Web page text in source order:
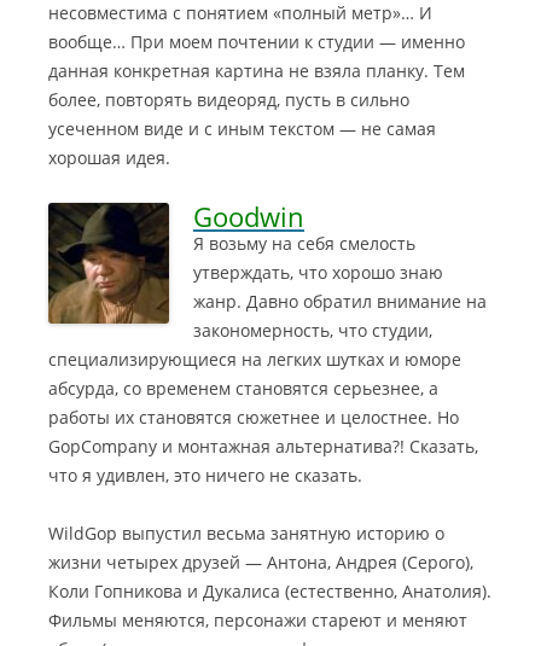
несовместима с понятием «полный метр»… И
вообще… При моем почтении к студии — именно
данная конкретная картина не взяла планку. Тем
более, повторять видеоряд, пусть в сильно
усеченном виде и с иным текстом — не самая
хорошая идея.
Goodwin
Я возьму на себя смелость
утверждать, что хорошо знаю
жанр. Давно обратил внимание на
закономерность, что студии,
специализирующиеся на легких шутках и юморе
абсурда, со временем становятся серьезнее, а
работы их становятся сюжетнее и целостнее. Но
GopCompany и монтажная альтернатива?! Сказать,
что я удивлен, это ничего не сказать.
WildGop выпустил весьма занятную историю о
жизни четырех друзей — Антона, Андрея (Серого),
Коли Гопникова и Дукалиса (естественно, Анатолия).
Фильмы меняются, персонажи стареют и меняют